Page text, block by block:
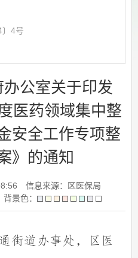
〕4号
公室关于印发
医药领域集中整
安全工作专项整
》的通知
信息来源：区医保局
背景色：
街道办事处，区医